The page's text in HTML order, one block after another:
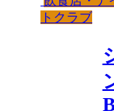
トクラブ